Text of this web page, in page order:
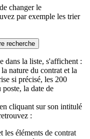
changer le
par exemple les trier
recherche
dans la liste, s'affichent :
nature du contrat et la
si précisé, les 200
la date de
cliquant sur son intitulé
:
les éléments de contrat